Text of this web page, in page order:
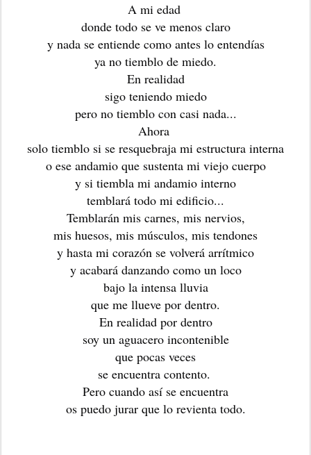
A mi edad
donde todo se ve menos claro
y nada se entiende como antes lo entendías
ya no tiemblo de miedo.
En realidad
sigo teniendo miedo
pero no tiemblo con casi nada...
Ahora
solo tiemblo si se resquebraja mi estructura interna
o ese andamio que sustenta mi viejo cuerpo
y si tiembla mi andamio interno
temblará todo mi edificio...
Temblarán mis carnes, mis nervios,
mis huesos, mis músculos, mis tendones
y hasta mi corazón se volverá arrítmico
y acabará danzando como un loco
bajo la intensa lluvia
que me llueve por dentro.
En realidad por dentro
soy un aguacero incontenible
que pocas veces
se encuentra contento.
Pero cuando así se encuentra
os puedo jurar que lo revienta todo.